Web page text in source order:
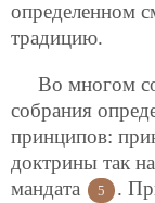
определенном
традицию.
Во многом
собрания
принципов:
доктрины так
мандата
5
.